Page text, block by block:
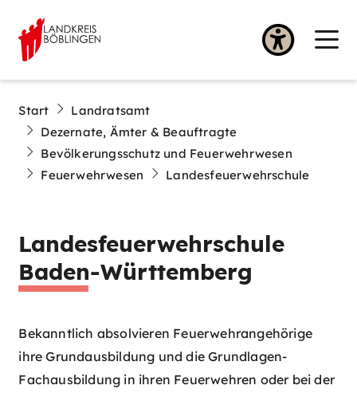
Start
Landratsamt
Dezernate, Ämter & Beauftragte
Bevölkerungsschutz und Feuerwehrwesen
Feuerwehrwesen
Landesfeuerwehrschule
Landesfeuerwehrschule
Baden-Württemberg
Bekanntlich absolvieren Feuerwehrangehörige
ihre Grundausbildung und die Grundlagen-
Fachausbildung in ihren Feuerwehren oder bei der